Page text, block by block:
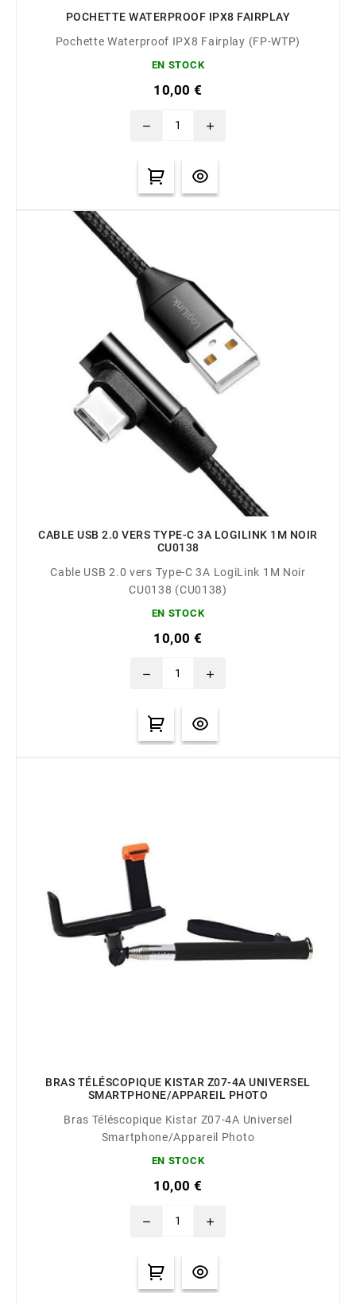
POCHETTE WATERPROOF IPX8 FAIRPLAY
Pochette Waterproof IPX8 Fairplay (FP-WTP)
EN STOCK
10,00 €
remove add
CABLE USB 2.0 VERS TYPE-C 3A LOGILINK 1M NOIR
CU0138
Cable USB 2.0 vers Type-C 3A LogiLink 1M Noir
CU0138 (CU0138)
EN STOCK
10,00 €
remove add
BRAS TÉLÉSCOPIQUE KISTAR Z07-4A UNIVERSEL
SMARTPHONE/APPAREIL PHOTO
Bras Téléscopique Kistar Z07-4A Universel
Smartphone/Appareil Photo
EN STOCK
10,00 €
remove add